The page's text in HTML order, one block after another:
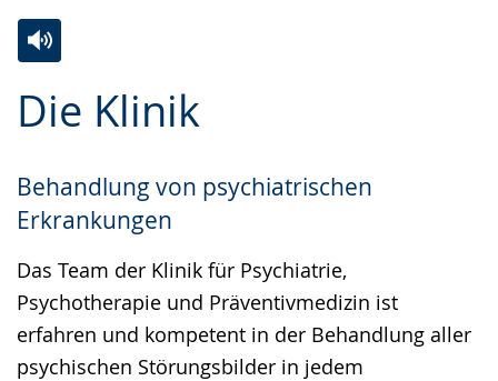
Die Klinik
Behandlung von psychiatrischen
Erkrankungen
Das Team der Klinik für Psychiatrie,
Psychotherapie und Präventivmedizin ist
erfahren und kompetent in der Behandlung aller
psychischen Störungsbilder in jedem
Leichten
wechseln.
Audio-
Video
Deutscher
Gebärdensprache
angezeigt.